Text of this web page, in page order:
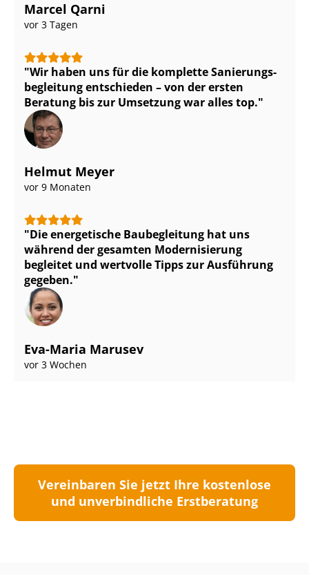
Marcel Qarni
vor 3 Tagen
Wir haben uns für die komplette Sa­nie­rungs­
be­glei­tung entschieden – von der ersten
Beratung bis zur Umsetzung war alles top.
Helmut Meyer
vor 9 Monaten
Die energetische Baubegleitung hat uns
während der gesamten Modernisierung
begleitet und wertvolle Tipps zur Ausführung
gegeben.
Eva-Maria Marusev
vor 3 Wochen
Vereinbaren Sie jetzt Ihre kostenlose
und unverbindliche Erstberatung